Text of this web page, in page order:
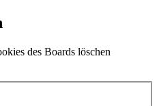
des Boards löschen